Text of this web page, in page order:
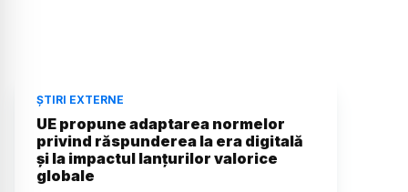
ȘTIRI EXTERNE
UE propune adaptarea normelor
privind răspunderea la era digitală
și la impactul lanțurilor valorice
globale